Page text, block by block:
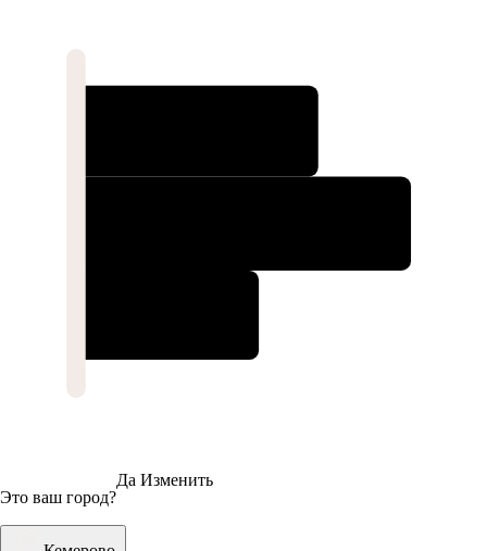
Это ваш город?
Да Изменить